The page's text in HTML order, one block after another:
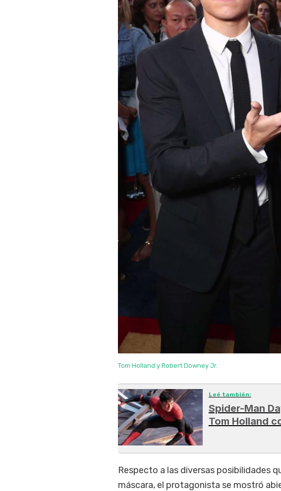
Tom Holland y Robert Downey Jr.
Leé también:
Spider-Man
Tom Holland
Respecto a las diversas posibilidades
máscara, el protagonista se mostró